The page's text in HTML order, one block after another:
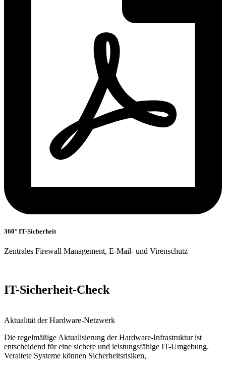
360° IT-Sicherheit
Zentrales Firewall Management, E-Mail- und Virenschutz
IT-Sicherheit-Check
Aktualität der Hardware-Netzwerk
Die regelmäßige Aktualisierung der Hardware-Infrastruktur ist
entscheidend für eine sichere und leistungsfähige IT-Umgebung.
Veraltete Systeme können Sicherheitsrisiken,